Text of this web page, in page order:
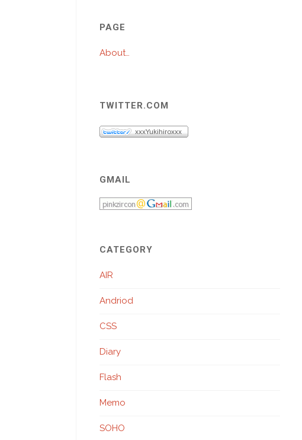
PAGE
About…
TWITTER.COM
GMAIL
CATEGORY
AIR
Andriod
CSS
Diary
Flash
Memo
SOHO